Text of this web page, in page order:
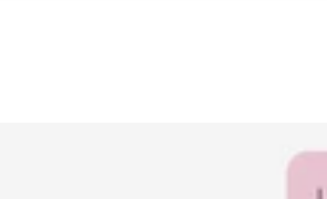
en pilotant des budgets adaptés et